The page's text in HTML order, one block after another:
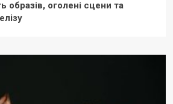
образів, оголені сцени та